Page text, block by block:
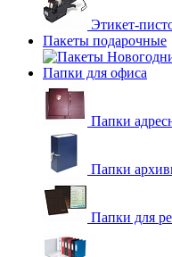
Этикет-
Пакеты подарочные
Папки для офиса
Папки
Папки
Папки для